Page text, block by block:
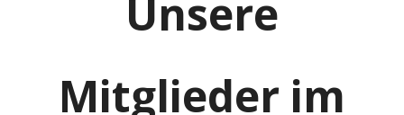
Unsere
Mitglieder im